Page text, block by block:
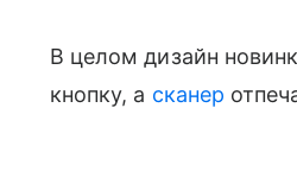
В целом дизайн
кнопку, а сканер